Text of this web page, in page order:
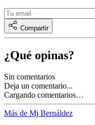
Compartir
¿Qué opinas?
Sin comentarios
Deja un comentario...
Cargando comentarios…
Más de Mj Bernáldez